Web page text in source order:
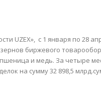
UZEX», с 1 января по 28
биржевого
За четыре месяца
на сумму 32 898,5